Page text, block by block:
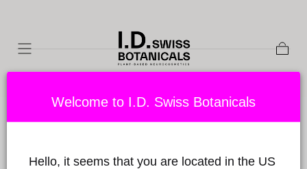
Welcome to I.D. Swiss Botanicals
Hello, it seems that you are located in the US